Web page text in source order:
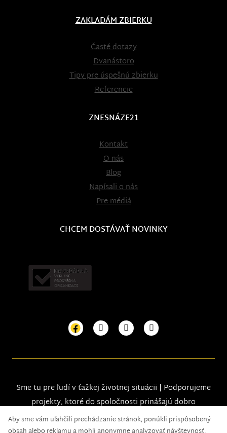
ZAKLADÁM ZBIERKU
Časté dotazy
Dvanástoro
Tipy pre úspešnú zbierku
Referencie
ZNESNÁZE21
Kontakt
O nás
Blog
Napísali o nás
Pre médiá
CHCEM DOSTÁVAŤ NOVINKY
Sme tu pre ľudí v ťažkej životnej situácii | Podporujeme
projekty, ktoré do spoločnosti prinášajú dobro
Aby sme vám uľahčili prechádzanie stránok, ponúkli prispôsobený